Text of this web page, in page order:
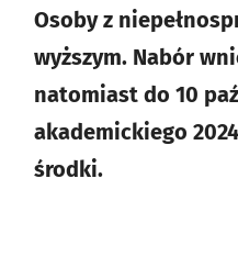
Osoby z
wyższym. Nabór
natomiast do 10
akademickiego
środki.